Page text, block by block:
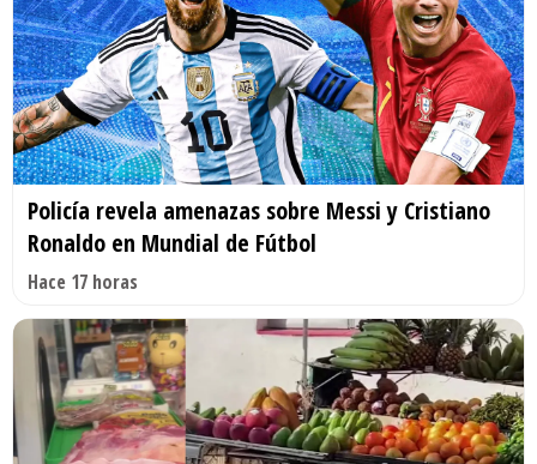
Policía revela amenazas sobre Messi y Cristiano
Ronaldo en Mundial de Fútbol
Hace 17 horas